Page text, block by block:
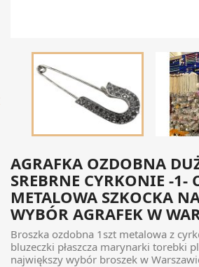
AGRAFKA OZDOBNA
SREBRNE CYRKONIE -1-
METALOWA SZKOCKA
WYBÓR AGRAFEK W
Broszka ozdobna 1szt metalowa z
bluzeczki płaszcza marynarki torebki
największy wybór broszek w